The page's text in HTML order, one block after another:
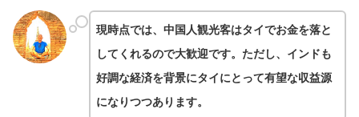
現時点では、中国人観光客はタイでお金を落と
してくれるので大歓迎です。ただし、インドも
好調な経済を背景にタイにとって有望な収益源
になりつつあります。